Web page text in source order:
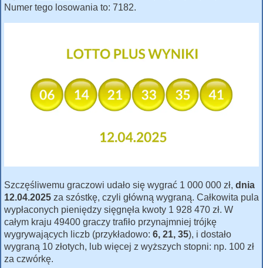
Numer tego losowania to: 7182.
Szczęśliwemu graczowi udało się wygrać 1 000 000 zł, dnia
12.04.2025 za szóstkę, czyli główną wygraną. Całkowita pula
wypłaconych pieniędzy sięgnęła kwoty 1 928 470 zł. W
całym kraju 49400 graczy trafiło przynajmniej trójkę
wygrywających liczb (przykładowo: 6, 21, 35), i dostało
wygraną 10 złotych, lub więcej z wyższych stopni: np. 100 zł
za czwórkę.